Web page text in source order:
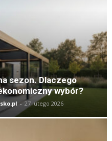
sezon. Dlaczego
wybór?
- 27 lutego 2026